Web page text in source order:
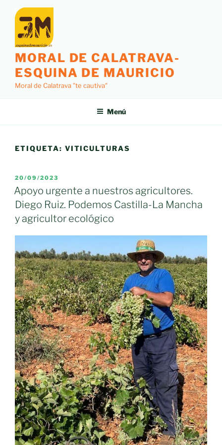
contenido
MORAL DE CALATRAVA-
ESQUINA DE MAURICIO
Moral de Calatrava "te cautiva"
Menú
ETIQUETA: VITICULTURAS
PUBLICADO
EL
20/09/2023
Apoyo urgente a nuestros agricultores.
Diego Ruiz. Podemos Castilla-La Mancha
y agricultor ecológico